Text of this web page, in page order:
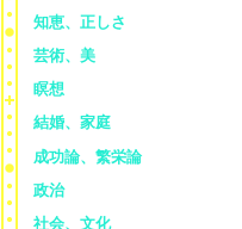
知恵、正しさ
芸術、美
瞑想
結婚、家庭
成功論、繁栄論
政治
社会、文化